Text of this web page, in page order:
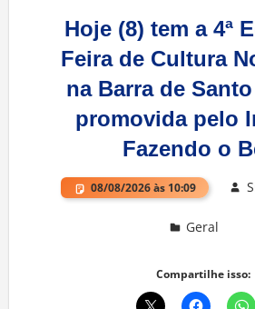
Hoje (8) tem a 4ª
Feira de Cultura
na Barra de
promovida pelo
Fazendo o
08/08/2026 às 10:09
Geral
Compartilhe isso: